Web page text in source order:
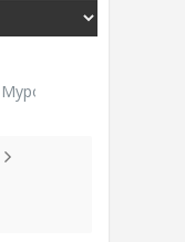
в Коврове